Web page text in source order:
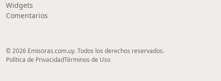
Widgets
Comentarios
© 2026 Emisoras.com.uy. Todos los derechos reservados.
Política de PrivacidadTérminos de Uso